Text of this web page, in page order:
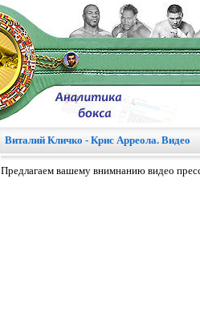
Виталий Кличко - Крис Арреола. Видео
Предлагаем вашему внимнанию видео